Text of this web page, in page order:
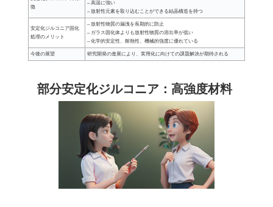
徴
– 高温に強い
– 放射性元素を取り込むことができる結晶構造を持つ
安定化ジルコニア固化
処理のメリット
– 放射性物質の漏洩を長期的に防止
– ガラス固化体よりも放射性物質の溶出率が低い
– 化学的安定性、耐熱性、機械的強度に優れている
今後の展望 研究開発の進展により、実用化に向けての課題解決が期待される
部分安定化ジルコニア：高強度材料